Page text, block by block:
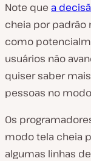
Note que a
cheia por padrão
como
usuários não
quiser saber
pessoas no
Os
modo tela cheia
algumas linhas